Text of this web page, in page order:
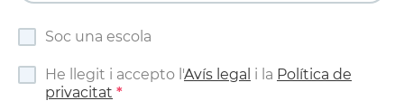
Soc una escola
He llegit i accepto l'Avís legal i la Política de
privacitat